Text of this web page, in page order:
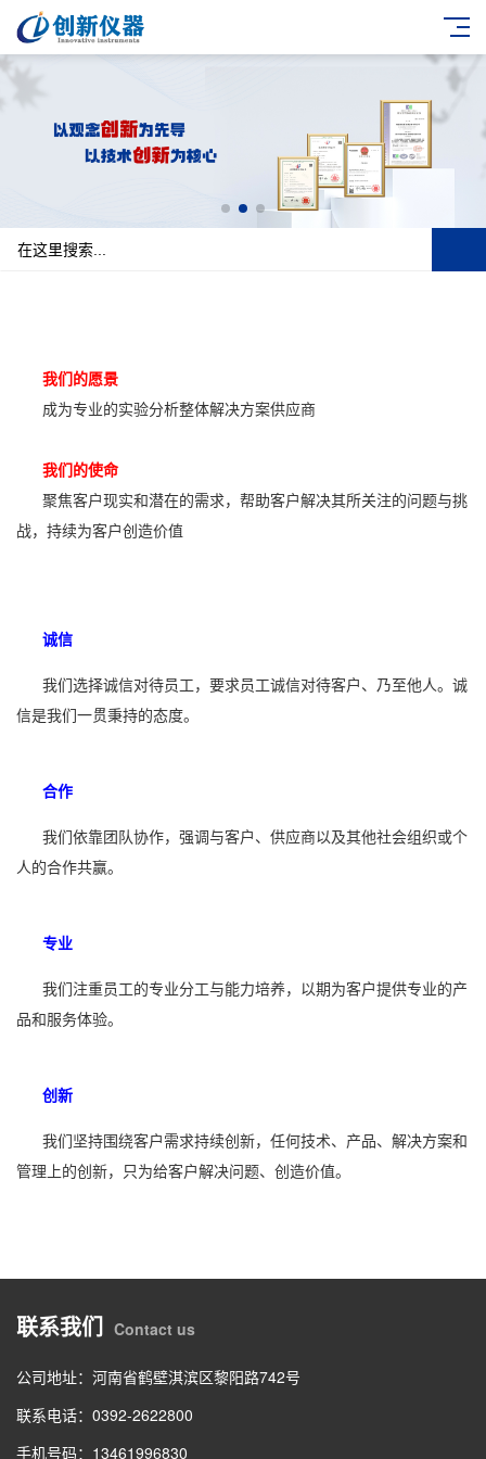
我们的愿景
成为专业的实验分析整体解决方案供应商
我们的使命
聚焦客户现实和潜在的需求，帮助客户解决其所关注的问题与挑
战，持续为客户创造价值
诚信
我们选择诚信对待员工，要求员工诚信对待客户、乃至他人。诚
信是我们一贯秉持的态度。
合作
我们依靠团队协作，强调与客户、供应商以及其他社会组织或个
人的合作共赢。
专业
我们注重员工的专业分工与能力培养，以期为客户提供专业的产
品和服务体验。
创新
我们坚持围绕客户需求持续创新，任何技术、产品、解决方案和
管理上的创新，只为给客户解决问题、创造价值。
联系我们 Contact us
公司地址：河南省鹤壁淇滨区黎阳路742号
联系电话：0392-2622800
手机号码：13461996830